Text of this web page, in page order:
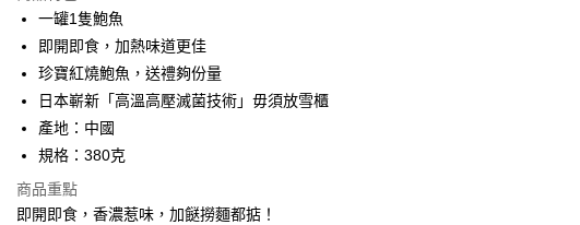
Google Pay
AlipayHK
PayMe
WeChat Pay
其他轉帳方式
一罐1隻鮑魚
即開即食，加熱味道更佳
珍寶紅燒鮑魚，送禮夠份量
日本嶄新「高溫高壓滅菌技術」毋須放雪櫃
產地：中國
規格：380克
商品重點
即開即食，香濃惹味，加餸撈麵都掂！